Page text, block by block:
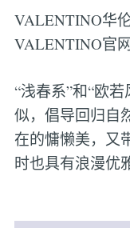
VALENTINO华
VALENTINO官网
“浅春系”和“欧
似，倡导回归自
在的慵懒美，又
时也具有浪漫优